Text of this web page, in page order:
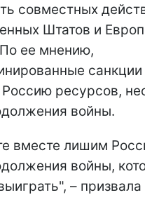
совместных
Штатов и
ее мнению,
ресурсов,
войны.
вместе лишим
войны,
–